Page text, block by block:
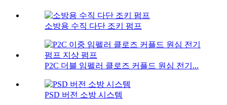
소방용 수직 다단 조키 펌프
P2C 더블 임펠러 클로즈 커플드 원심 전기...
PSD 버전 소방 시스템